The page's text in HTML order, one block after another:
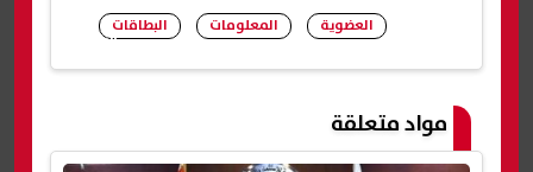
شارك
العضوية
المعلومات البطاقات
مواد متعلقة